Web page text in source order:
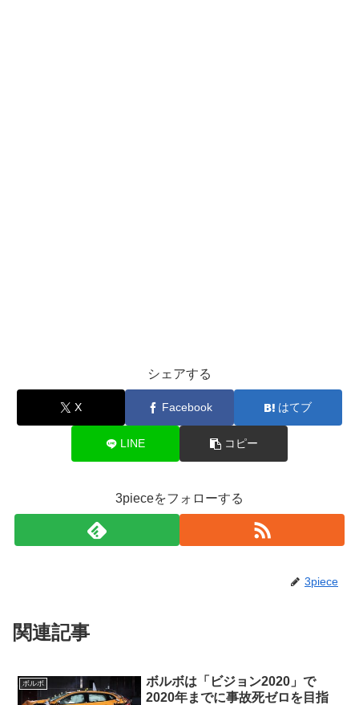
シェアする
X Facebook はてブ
LINE コピー
3pieceをフォローする
3piece
関連記事
ボルボ
ボルボは「ビジョン2020」で
2020年までに事故死ゼロを目指